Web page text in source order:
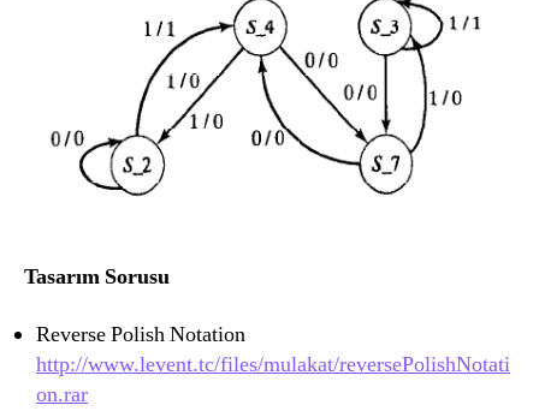
Tasarım Sorusu
Reverse Polish Notation
http://www.levent.tc/files/mulakat/reversePolishNotati
on.rar